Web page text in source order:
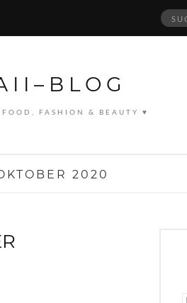
Suche
I I – B L O G
FASHION & BEAUTY ♥
2020